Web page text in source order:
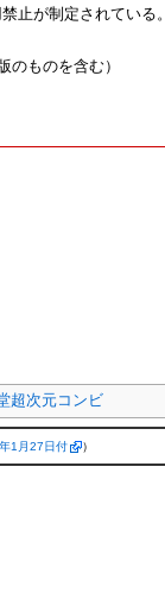
止が制定されている。
のものを含む）
超次元コンビ
1月27日付 ）